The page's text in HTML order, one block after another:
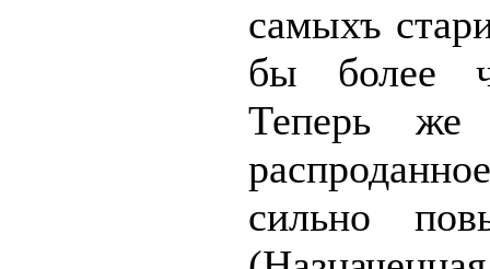
самыхъ
бы более
Теперь же
сильно